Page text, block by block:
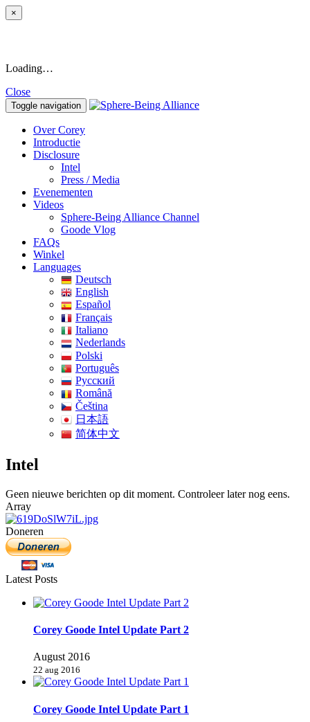
×
Loading…
Close
Toggle navigation
Over Corey
Introductie
Disclosure
Intel
Press / Media
Evenementen
Videos
Sphere-Being Alliance Channel
Goode Vlog
FAQs
Winkel
Languages
Deutsch
English
Español
Français
Italiano
Nederlands
Polski
Português
Pусский
Română
Čeština
日本語
简体中文
Intel
Geen nieuwe berichten op dit moment. Controleer later nog eens.
Array
Doneren
Latest Posts
Corey Goode Intel Update Part 2
August 2016
22 aug 2016
Corey Goode Intel Update Part 1